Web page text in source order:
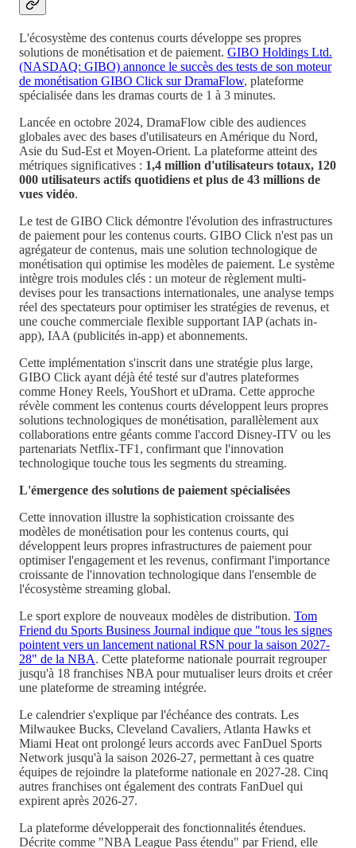
L'écosystème des contenus courts développe ses propres
solutions de monétisation et de paiement. GIBO Holdings Ltd.
(NASDAQ: GIBO) annonce le succès des tests de son moteur
de monétisation GIBO Click sur DramaFlow, plateforme
spécialisée dans les dramas courts de 1 à 3 minutes.
Lancée en octobre 2024, DramaFlow cible des audiences
globales avec des bases d'utilisateurs en Amérique du Nord,
Asie du Sud-Est et Moyen-Orient. La plateforme atteint des
métriques significatives : 1,4 million d'utilisateurs totaux, 120
000 utilisateurs actifs quotidiens et plus de 43 millions de
vues vidéo.
Le test de GIBO Click démontre l'évolution des infrastructures
de paiement pour les contenus courts. GIBO Click n'est pas un
agrégateur de contenus, mais une solution technologique de
monétisation qui optimise les modèles de paiement. Le système
intègre trois modules clés : un moteur de règlement multi-
devises pour les transactions internationales, une analyse temps
réel des spectateurs pour optimiser les stratégies de revenus, et
une couche commerciale flexible supportant IAP (achats in-
app), IAA (publicités in-app) et abonnements.
Cette implémentation s'inscrit dans une stratégie plus large,
GIBO Click ayant déjà été testé sur d'autres plateformes
comme Honey Reels, YouShort et uDrama. Cette approche
révèle comment les contenus courts développent leurs propres
solutions technologiques de monétisation, parallèlement aux
collaborations entre géants comme l'accord Disney-ITV ou les
partenariats Netflix-TF1, confirmant que l'innovation
technologique touche tous les segments du streaming.
L'émergence des solutions de paiement spécialisées
Cette innovation illustre la sophistication croissante des
modèles de monétisation pour les contenus courts, qui
développent leurs propres infrastructures de paiement pour
optimiser l'engagement et les revenus, confirmant l'importance
croissante de l'innovation technologique dans l'ensemble de
l'écosystème streaming global.
Le sport explore de nouveaux modèles de distribution. Tom
Friend du Sports Business Journal indique que "tous les signes
pointent vers un lancement national RSN pour la saison 2027-
28" de la NBA. Cette plateforme nationale pourrait regrouper
jusqu'à 18 franchises NBA pour mutualiser leurs droits et créer
une plateforme de streaming intégrée.
Le calendrier s'explique par l'échéance des contrats. Les
Milwaukee Bucks, Cleveland Cavaliers, Atlanta Hawks et
Miami Heat ont prolongé leurs accords avec FanDuel Sports
Network jusqu'à la saison 2026-27, permettant à ces quatre
équipes de rejoindre la plateforme nationale en 2027-28. Cinq
autres franchises ont également des contrats FanDuel qui
expirent après 2026-27.
La plateforme développerait des fonctionnalités étendues.
Décrite comme "NBA League Pass étendu" par Friend, elle